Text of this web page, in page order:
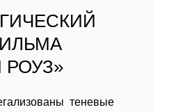
РОУЗ»
теневые